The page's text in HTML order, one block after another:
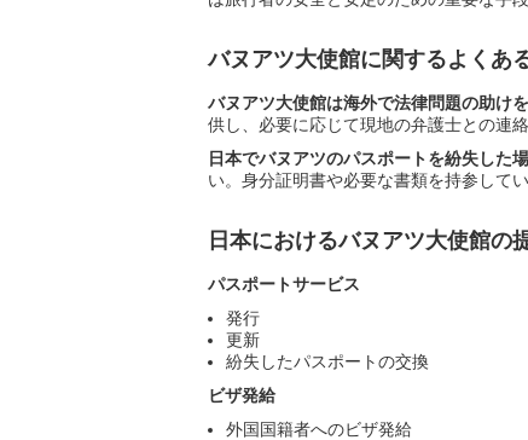
バヌアツ大使館に関するよくあ
バヌアツ大使館は海外で法律問題の助け
供し、必要に応じて現地の弁護士との連
日本でバヌアツのパスポートを紛失した
い。身分証明書や必要な書類を持参して
日本におけるバヌアツ大使館の
パスポートサービス
発行
更新
紛失したパスポートの交換
ビザ発給
外国国籍者へのビザ発給